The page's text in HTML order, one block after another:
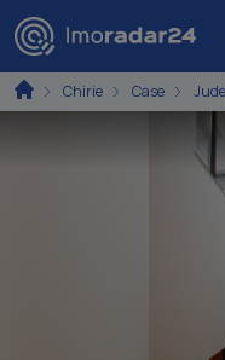
Chirie Case